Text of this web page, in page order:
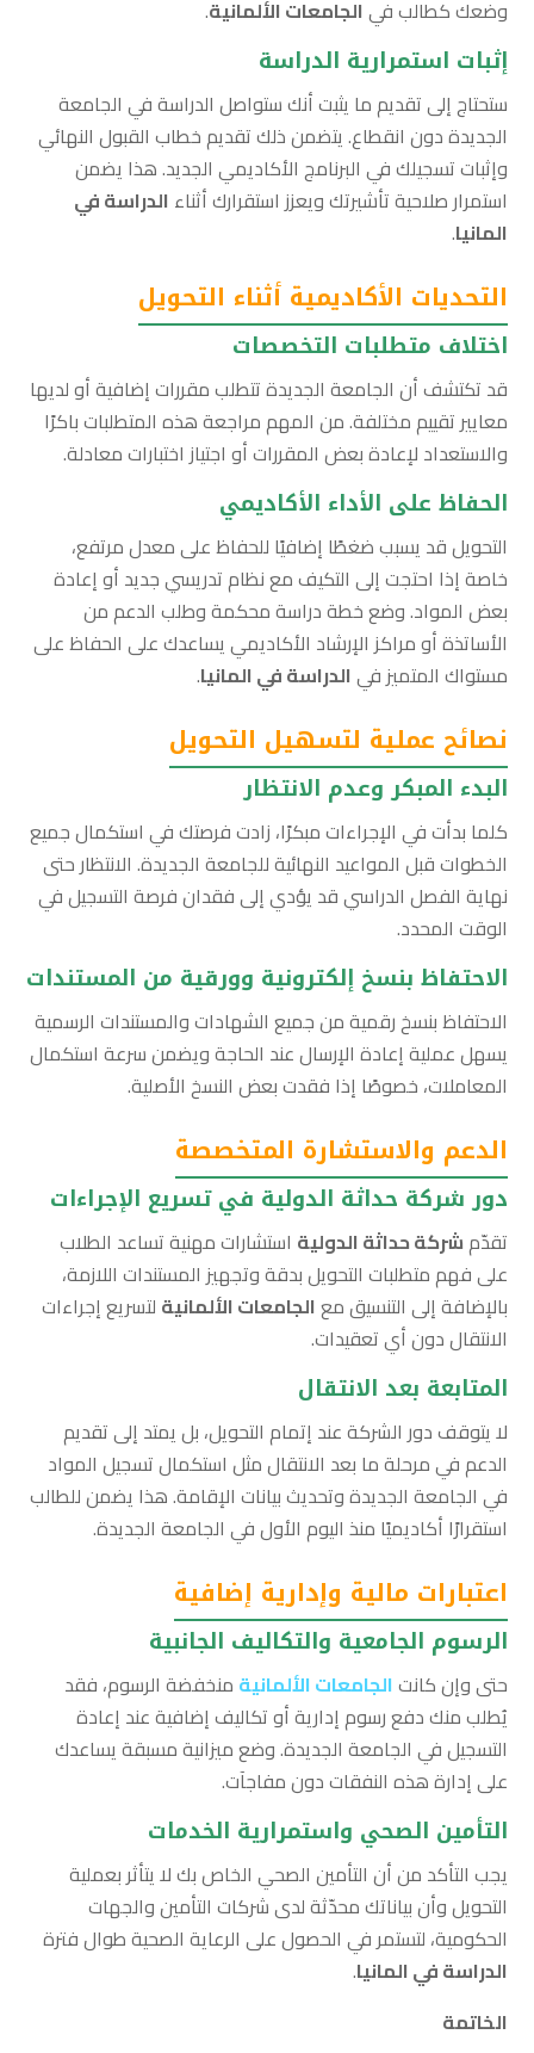
وضعك كطالب في الجامعات الألمانية.
إثبات استمرارية الدراسة
ستحتاج إلى تقديم ما يثبت أنك ستواصل الدراسة في الجامعة
الجديدة دون انقطاع. يتضمن ذلك تقديم خطاب القبول النهائي
وإثبات تسجيلك في البرنامج الأكاديمي الجديد. هذا يضمن
استمرار صلاحية تأشيرتك ويعزز استقرارك أثناء الدراسة في
المانيا.
التحديات الأكاديمية أثناء التحويل
اختلاف متطلبات التخصصات
قد تكتشف أن الجامعة الجديدة تتطلب مقررات إضافية أو لديها
معايير تقييم مختلفة. من المهم مراجعة هذه المتطلبات باكرًا
والاستعداد لإعادة بعض المقررات أو اجتياز اختبارات معادلة.
الحفاظ على الأداء الأكاديمي
التحويل قد يسبب ضغطًا إضافيًا للحفاظ على معدل مرتفع،
خاصة إذا احتجت إلى التكيف مع نظام تدريسي جديد أو إعادة
بعض المواد. وضع خطة دراسة محكمة وطلب الدعم من
الأساتذة أو مراكز الإرشاد الأكاديمي يساعدك على الحفاظ على
مستواك المتميز في الدراسة في المانيا.
نصائح عملية لتسهيل التحويل
البدء المبكر وعدم الانتظار
كلما بدأت في الإجراءات مبكرًا، زادت فرصتك في استكمال جميع
الخطوات قبل المواعيد النهائية للجامعة الجديدة. الانتظار حتى
نهاية الفصل الدراسي قد يؤدي إلى فقدان فرصة التسجيل في
الوقت المحدد.
الاحتفاظ بنسخ إلكترونية وورقية من المستندات
الاحتفاظ بنسخ رقمية من جميع الشهادات والمستندات الرسمية
يسهل عملية إعادة الإرسال عند الحاجة ويضمن سرعة استكمال
المعاملات، خصوصًا إذا فقدت بعض النسخ الأصلية.
الدعم والاستشارة المتخصصة
دور شركة حداثة الدولية في تسريع الإجراءات
تقدّم شركة حداثة الدولية استشارات مهنية تساعد الطلاب
على فهم متطلبات التحويل بدقة وتجهيز المستندات اللازمة،
بالإضافة إلى التنسيق مع الجامعات الألمانية لتسريع إجراءات
الانتقال دون أي تعقيدات.
المتابعة بعد الانتقال
لا يتوقف دور الشركة عند إتمام التحويل، بل يمتد إلى تقديم
الدعم في مرحلة ما بعد الانتقال مثل استكمال تسجيل المواد
في الجامعة الجديدة وتحديث بيانات الإقامة. هذا يضمن للطالب
استقرارًا أكاديميًا منذ اليوم الأول في الجامعة الجديدة.
اعتبارات مالية وإدارية إضافية
الرسوم الجامعية والتكاليف الجانبية
حتى وإن كانتالجامعات الألمانية منخفضة الرسوم، فقد
يُطلب منك دفع رسوم إدارية أو تكاليف إضافية عند إعادة
التسجيل في الجامعة الجديدة. وضع ميزانية مسبقة يساعدك
على إدارة هذه النفقات دون مفاجآت.
التأمين الصحي واستمرارية الخدمات
يجب التأكد من أن التأمين الصحي الخاص بك لا يتأثر بعملية
التحويل وأن بياناتك محدّثة لدى شركات التأمين والجهات
الحكومية، لتستمر في الحصول على الرعاية الصحية طوال فترة
الدراسة في المانيا.
الخاتمة